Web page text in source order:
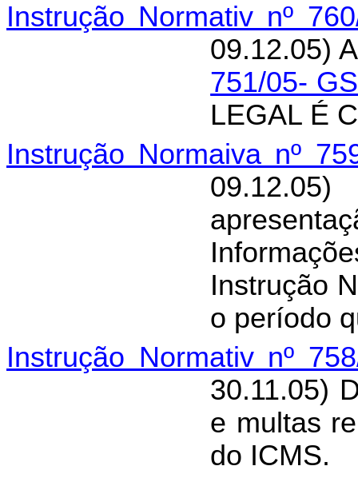
Instrução Normativ nº
09.12.05)
751/05-
LEGAL É
Instrução Normaiva nº
Instrução
o período
Instrução Normativ nº
30.11.05)
e multas
do ICMS.